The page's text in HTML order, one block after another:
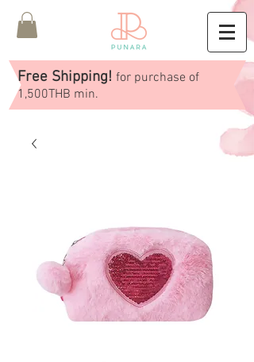
Free Shipping! for purchase of
1,500THB min.